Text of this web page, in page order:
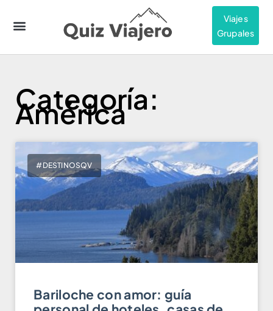
Viajes
Grupales
Categoría:
América
#DESTINOSQV
Bariloche con amor: guía